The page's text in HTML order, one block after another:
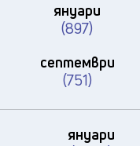
януари
(897)
септември
(751)
януари